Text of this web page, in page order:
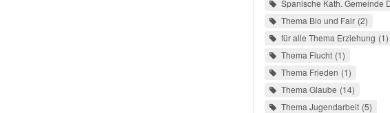
Spanische Kath. Gemeinde
Thema Bio und Fair 2
für alle Thema Erziehung 1
Thema Flucht 1
Thema Frieden 1
Thema Glaube 14
Thema Jugendarbeit 5